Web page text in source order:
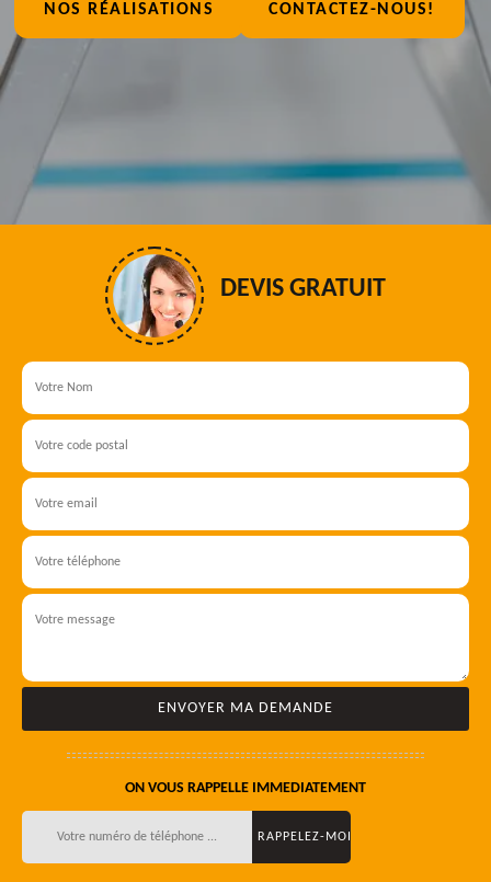
NOS RÉALISATIONS CONTACTEZ-NOUS!
DEVIS GRATUIT
ON VOUS RAPPELLE IMMEDIATEMENT